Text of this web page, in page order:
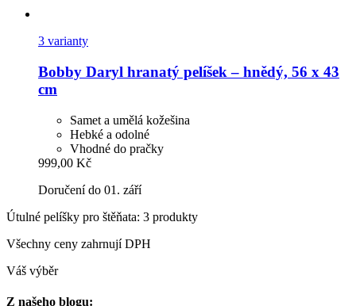
3 varianty
Bobby Daryl hranatý pelíšek – hnědý, 56 x 43
cm
Samet a umělá kožešina
Hebké a odolné
Vhodné do pračky
999,00 Kč
Doručení do 01. září
Útulné pelíšky pro štěňata: 3 produkty
Všechny ceny zahrnují DPH
Váš výběr
Z našeho blogu: